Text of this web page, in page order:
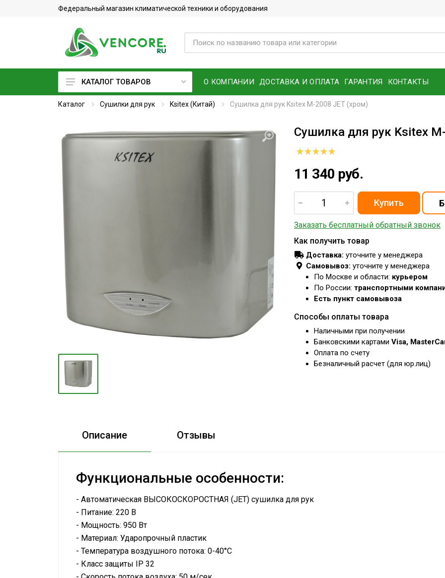
Федеральный магазин климатической техники и оборудования
Кондиционеры
Вентиляционное оборудование
Очистители воздуха
Калориферы
Уличные обогреватели
Чаши для костра
Осушители воздуха
КАТАЛОГ ТОВАРОВ О КОМПАНИИ ДОСТАВКА И ОПЛАТА ГАРАНТИЯ КОНТАКТЫ
Каталог Сушилки для рук Ksitex (Китай) Сушилка для рук Ksitex M-2008 JET (хром)
Сушилка для рук Ksitex
11 340 руб.
Заказать бесплатный обратный звонок
Как получить товар
Доставка: уточните у менеджера
Самовывоз: уточните у менеджера
По Москве и области: курьером
По России: транспортными
Есть пункт самовывоза
Способы оплаты товара
Наличными при получении
Банковскими картами Visa,
Оплата по счету
Безналичный расчет (для юр.лиц)
Описание Отзывы
Функциональные особенности:
- Автоматическая ВЫСОКОСКОРОСТНАЯ (JET) сушилка для рук
- Питание: 220 В
- Мощность: 950 Вт
- Материал: Ударопрочный пластик
- Температура воздушного потока: 0-40°С
- Класс защиты IP 32